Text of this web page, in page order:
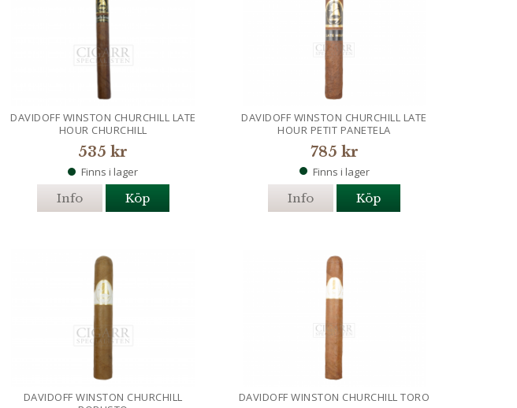
DAVIDOFF WINSTON CHURCHILL LATE
HOUR CHURCHILL
535 kr
Finns i lager
Info Köp
DAVIDOFF WINSTON CHURCHILL LATE
HOUR PETIT PANETELA
785 kr
Finns i lager
Info Köp
DAVIDOFF WINSTON CHURCHILL
DAVIDOFF WINSTON CHURCHILL TORO